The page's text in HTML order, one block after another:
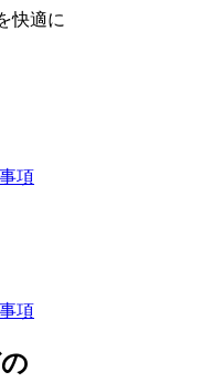
快適に
項
項